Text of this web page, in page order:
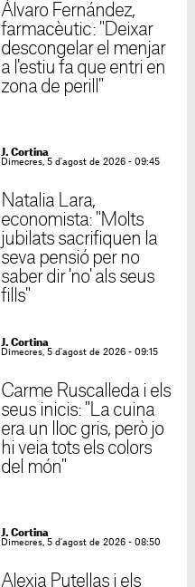
Álvaro Fernández,
farmacèutic: "Deixar
descongelar el menjar
a l'estiu fa que entri en
zona de perill"
J. Cortina
Dimecres, 5 d'agost de 2026 - 09:45
Natalia Lara,
economista: "Molts
jubilats sacrifiquen la
seva pensió per no
saber dir 'no' als seus
fills"
J. Cortina
Dimecres, 5 d'agost de 2026 - 09:15
Carme Ruscalleda i els
seus inicis: "La cuina
era un lloc gris, però jo
hi veia tots els colors
del món"
J. Cortina
Dimecres, 5 d'agost de 2026 - 08:50
Alexia Putellas i els